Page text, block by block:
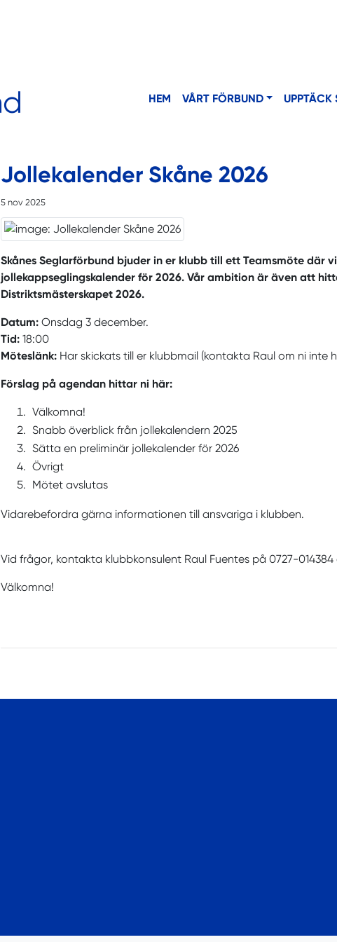
HEM VÅRT FÖRBUND UPPTÄCK
Jollekalender Skåne 2026
5 nov 2025
Skånes Seglarförbund bjuder in er klubb till ett Teamsmöte där
jollekappseglingskalender för 2026. Vår ambition är även att
Distriktsmästerskapet 2026.
Datum: Onsdag 3 december.
Tid: 18:00
Möteslänk: Har skickats till er klubbmail (kontakta Raul om ni
Förslag på agendan hittar ni här:
Välkomna!
Snabb överblick från jollekalendern 2025
Sätta en preliminär jollekalender för 2026
Övrigt
Mötet avslutas
Vidarebefordra gärna informationen till ansvariga i klubben.
Vid frågor, kontakta klubbkonsulent Raul Fuentes på 0727-014384
Välkomna!